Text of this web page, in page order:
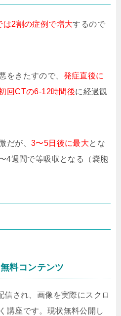
は2割の症例で増大するので
をきたすので、 発症直後に
回CTの6-12時間後に経過観
だが、3〜5日後に最大とな
4週間で等吸収となる（嚢胞
料コンテンツ
され、画像を実際にスクロ
講座です。現状無料公開し